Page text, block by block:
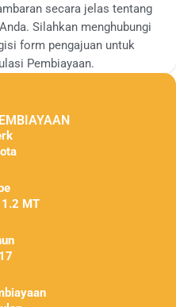
secara jelas tentang
Silahkan menghubungi
form pengajuan untuk
Pembiayaan.
1.2 MT